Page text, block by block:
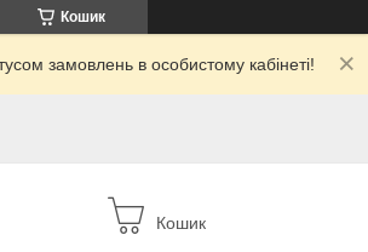
Кошик
замовлень в особистому кабінеті!
Кошик